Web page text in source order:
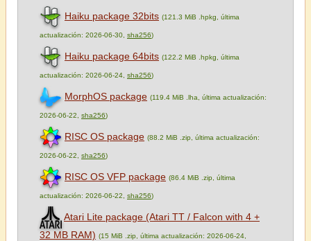
Haiku package 32bits (121.3 MiB .hpkg, última
actualización: 2026-06-30, sha256)
Haiku package 64bits (122.2 MiB .hpkg, última
actualización: 2026-06-24, sha256)
MorphOS package (119.4 MiB .lha, última actualización:
2026-06-22, sha256)
RISC OS package (88.2 MiB .zip, última actualización:
2026-06-22, sha256)
RISC OS VFP package (86.4 MiB .zip, última
actualización: 2026-06-22, sha256)
Atari Lite package (Atari TT / Falcon with 4 +
32 MB RAM) (15 MiB .zip, última actualización: 2026-06-24,